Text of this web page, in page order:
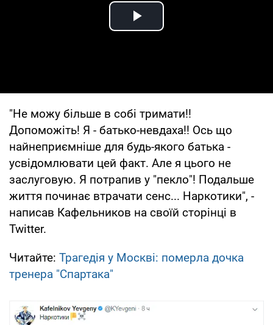
Play Video
"Не можу більше в собі тримати!!
Допоможіть! Я - батько-невдаха!! Ось що
найнеприємніше для будь-якого батька -
усвідомлювати цей факт. Але я цього не
заслуговую. Я потрапив у "пекло"! Подальше
життя починає втрачати сенс... Наркотики", -
написав Кафельников на своїй сторінці в
Twitter.
Читайте: Трагедія у Москві: померла дочка
тренера "Спартака"